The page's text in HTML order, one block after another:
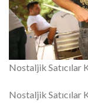
Nostaljik Satıcılar
Nostaljik Satıcılar